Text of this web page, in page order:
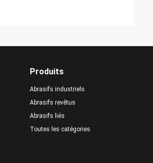
Produits
Abrasifs industriels
Abrasifs revêtus
Abrasifs liés
Toutes les catégories